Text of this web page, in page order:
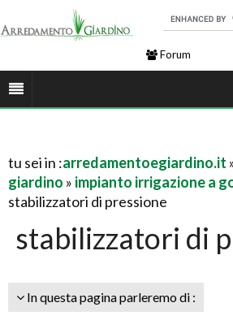
Forum
tu sei in :arredamentoegiardino.it
giardino » impianto irrigazione a
stabilizzatori di pressione
stabilizzatori di
In questa pagina parleremo di :